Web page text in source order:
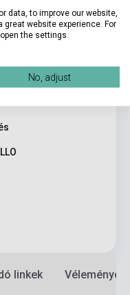
Márquez
linkek Vélemények
data, to improve our website,
website experience. For
the settings.
No, adjust